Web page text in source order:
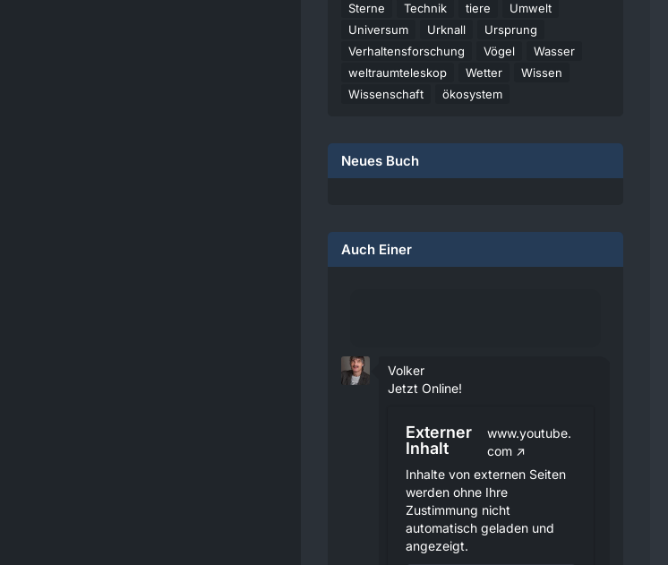
Sterne
Technik tiere
Umwelt
Universum
Urknall
Ursprung
Verhaltensforschung
Vögel
Wasser
weltraumteleskop
Wetter
Wissen
Wissenschaft
ökosystem
Neues Buch
Auch Einer
Volker
Jetzt Online!
Externer
Inhalt
www.youtube.
com
Inhalte von externen Seiten
werden ohne Ihre
Zustimmung nicht
automatisch geladen und
angezeigt.